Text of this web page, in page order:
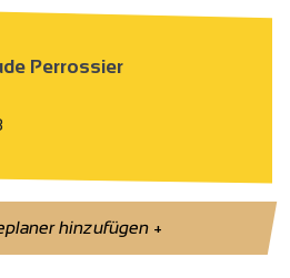
Perrossier
hinzufügen+